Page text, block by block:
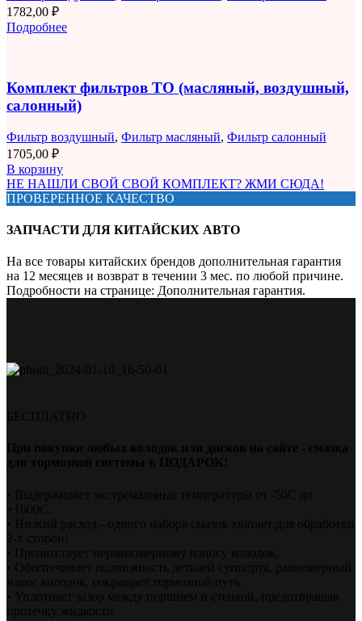
1782,00 ₽
Подробнее
Комплект фильтров ТО (масляный, воздушный,
салонный)
Фильтр воздушный, Фильтр масляный, Фильтр салонный
1705,00 ₽
В корзину
НЕ НАШЛИ СВОЙ СВОЙ КОМПЛЕКТ? ЖМИ СЮДА!
ПРОВЕРЕННОЕ КАЧЕСТВО
ЗАПЧАСТИ ДЛЯ КИТАЙСКИХ АВТО
На все товары китайских брендов дополнительная гарантия
на 12 месяцев и возврат в течении 3 мес. по любой причине.
Подробности на странице: Дополнительная гарантия.